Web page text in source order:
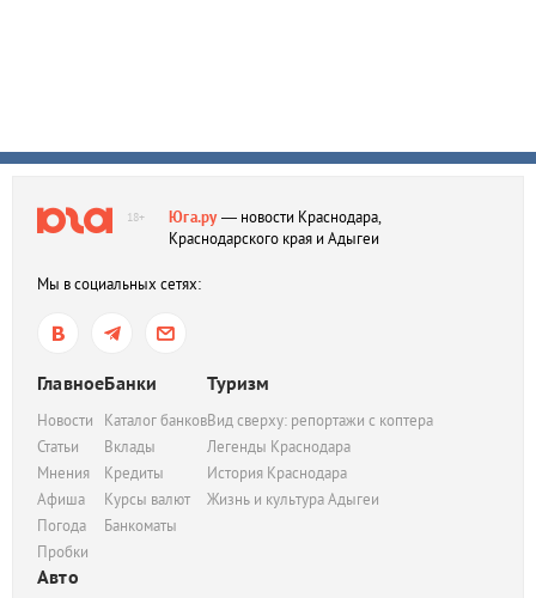
18+ Юга.ру— новости Краснодара,
Краснодарского края и Адыгеи
Мы в социальных сетях:
Главное
Новости
Статьи
Мнения
Афиша
Погода
Пробки
Банки
Каталог банков
Вклады
Кредиты
Курсы валют
Банкоматы
Туризм
Вид сверху: репортажи с коптера
Легенды Краснодара
История Краснодара
Жизнь и культура Адыгеи
Авто